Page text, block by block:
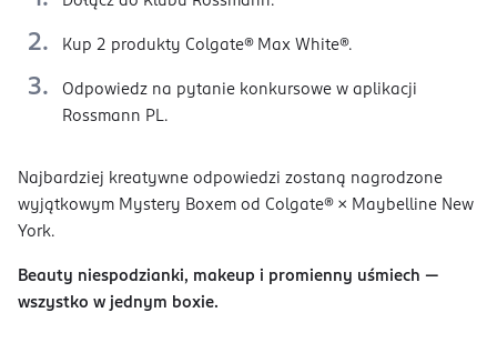
Kup 2 produkty Colgate® Max White®.
Odpowiedz na pytanie konkursowe w aplikacji
Rossmann PL.
Najbardziej kreatywne odpowiedzi zostaną nagrodzone
wyjątkowym Mystery Boxem od Colgate® × Maybelline New
York.
Beauty niespodzianki, makeup i promienny uśmiech —
wszystko w jednym boxie.